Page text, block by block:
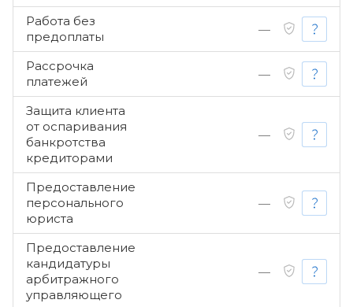
Работа без
предоплаты
—
Рассрочка
платежей
—
Защита клиента
от оспаривания
банкротства
кредиторами
—
Предоставление
персонального
юриста
—
Предоставление
кандидатуры
арбитражного
управляющего
—